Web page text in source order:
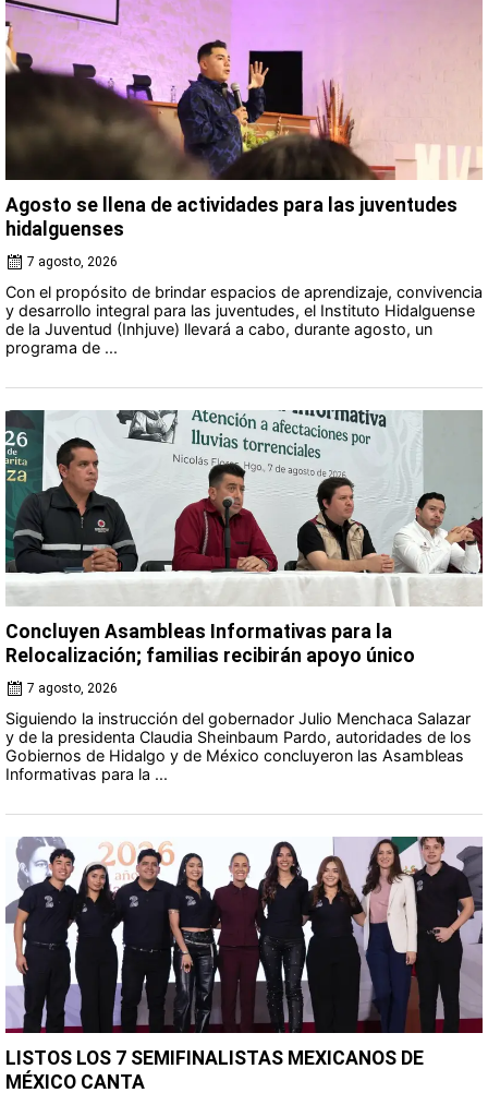
Agosto se llena de actividades para las juventudes
hidalguenses
7 agosto, 2026
Con el propósito de brindar espacios de aprendizaje, convivencia
y desarrollo integral para las juventudes, el Instituto Hidalguense
de la Juventud (Inhjuve) llevará a cabo, durante agosto, un
programa de ...
Concluyen Asambleas Informativas para la
Relocalización; familias recibirán apoyo único
7 agosto, 2026
Siguiendo la instrucción del gobernador Julio Menchaca Salazar
y de la presidenta Claudia Sheinbaum Pardo, autoridades de los
Gobiernos de Hidalgo y de México concluyeron las Asambleas
Informativas para la ...
LISTOS LOS 7 SEMIFINALISTAS MEXICANOS DE
MÉXICO CANTA